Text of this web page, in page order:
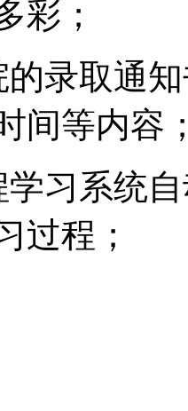
彩；
的录取通
间等内容；
学习系统
过程；